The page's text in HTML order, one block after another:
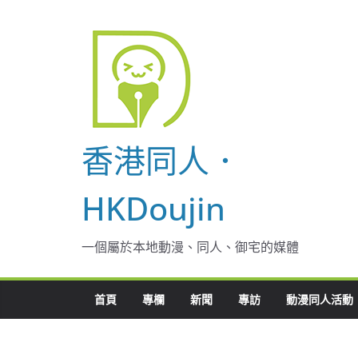
香港同人．
HKDoujin
一個屬於本地動漫、同人、御宅的媒體
首頁 專欄 新聞 專訪 動漫同人活動